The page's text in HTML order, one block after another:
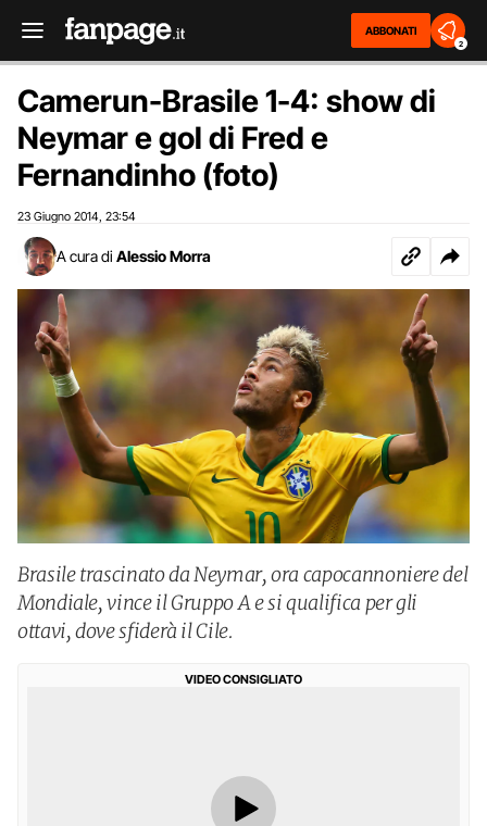
ABBONATI
2
Camerun-Brasile 1-4: show di
Neymar e gol di Fred e
Fernandinho (foto)
23 Giugno 2014 23:54
A cura di Alessio Morra
Brasile trascinato da Neymar, ora capocannoniere del
Mondiale, vince il Gruppo A e si qualifica per gli
ottavi, dove sfiderà il Cile.
VIDEO CONSIGLIATO